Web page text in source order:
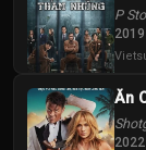
P
2019
Ăn
2022